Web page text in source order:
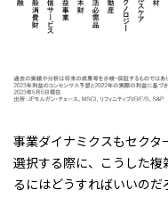
事業ダイナミクスもセクタ
選択する際に、こうした
るにはどうすればいいのだ